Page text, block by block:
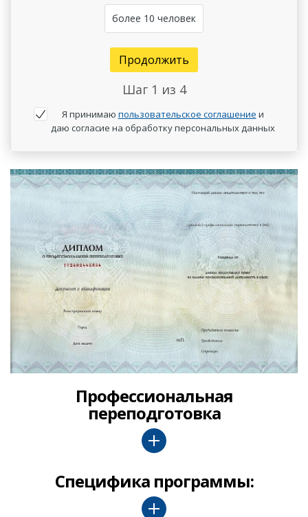
более 10 человек
Продолжить
Шаг 1 из 4
Я принимаю пользовательское соглашение и
даю согласие на обработку персональных данных
Профессиональная
переподготовка
Специфика программы: